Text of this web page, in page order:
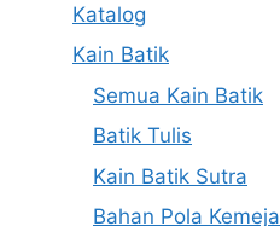
Katalog
Kain Batik
Semua Kain Batik
Batik Tulis
Kain Batik Sutra
Bahan Pola Kemeja